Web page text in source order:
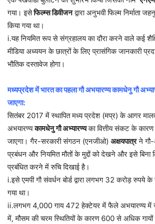
गया। इसेफिल्म्स डिवीजनद्वारा अनुभवी फिल्म निर्माता
किया गया था।
i.यह नियमित रूप से संग्रहालय का दौरा करने वाले कई
मीडिया अध्ययन के छात्रों के लिए प्रासंगिक जानकारी
भौतिक दस्तावेज होगा।
मध्यप्रदेश में भारत का पहला गौ अभयारण्य कामधेनु गौ
जाएगा:
सितंबर 2017 में स्थापित मध्य प्रदेश (मप्र) के आगर
अभयारण्यकामधेनु गौ अभ्यारण्यका वित्तीय संकट के कारण
जाएगा। गैर-सरकारी संगठन (एनजीओ) अक्षयपात्रने गौ-
प्रबंधन और नियमित मौतों के मुद्दों को देखने और इसे
प्रबंधित करने में रुचि दिखाई है।
i.इसे एमपी गौ संवर्धन बोर्ड द्वारा लगभग 32 करोड़ रुपये
गया था।
ii.लगभग 4,000 गाय 472 हेक्टेयर में फैले अभयारण्य में
में, मौसम की चरम स्थितियों के कारण 600 से अधिक गायों